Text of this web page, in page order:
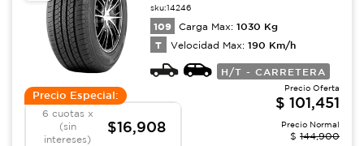
sku:14246
109 Carga Max: 1030 Kg
T Velocidad Max: 190 Km/h
H/T - CARRETERA
Precio Especial:
6 cuotas x
(sin
intereses)
$16,908
Precio Oferta
$ 101,451
Precio Normal
$ 144,900